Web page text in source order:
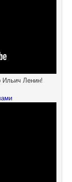
Ильич Ленин!